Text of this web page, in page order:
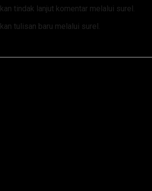
tindak lanjut komentar melalui surel.
tulisan baru melalui surel.